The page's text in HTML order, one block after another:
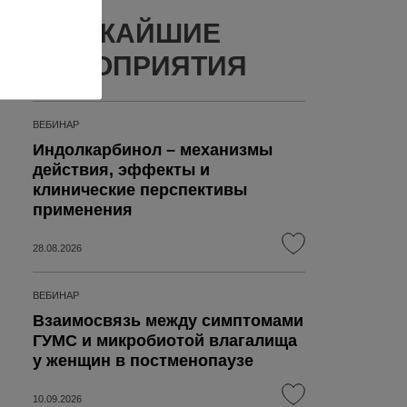
БЛИЖАЙШИЕ
МЕРОПРИЯТИЯ
ВЕБИНАР
Индолкарбинол – механизмы
действия, эффекты и
клинические перспективы
применения
28.08.2026
ВЕБИНАР
Взаимосвязь между симптомами
ГУМС и микробиотой влагалища
у женщин в постменопаузе
10.09.2026